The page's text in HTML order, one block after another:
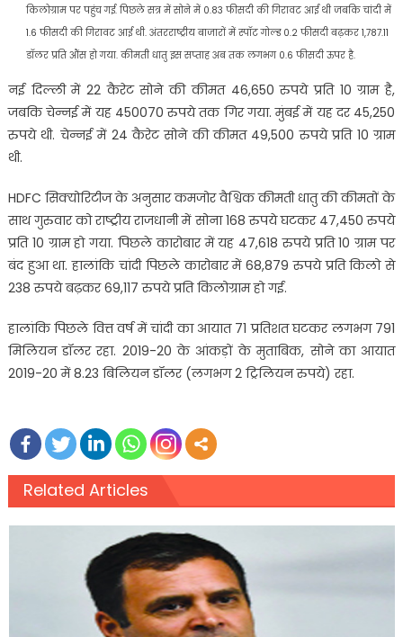
किलोग्राम पर पहुंच गई. पिछले सत्र में सोने में 0.83 फीसदी की गिरावट आई थी जबकि चांदी में
1.6 फीसदी की गिरावट आई थी. अंतरराष्ट्रीय बाजारों में स्पॉट गोल्ड 0.2 फीसदी बढ़कर 1,787.11
डॉलर प्रति औंस हो गया. कीमती धातु इस सप्ताह अब तक लगभग 0.6 फीसदी ऊपर है.
नई दिल्ली में 22 कैरेट सोने की कीमत 46,650 रुपये प्रति 10 ग्राम है,
जबकि चेन्नई में यह 450070 रुपये तक गिर गया. मुंबई में यह दर 45,250
रुपये थी. चेन्नई में 24 कैरेट सोने की कीमत 49,500 रुपये प्रति 10 ग्राम
थी.
HDFC सिक्योरिटीज के अनुसार कमजोर वैश्विक कीमती धातु की कीमतों के
साथ गुरुवार को राष्ट्रीय राजधानी में सोना 168 रुपये घटकर 47,450 रुपये
प्रति 10 ग्राम हो गया. पिछले कारोबार में यह 47,618 रुपये प्रति 10 ग्राम पर
बंद हुआ था. हालांकि चांदी पिछले कारोबार में 68,879 रुपये प्रति किलो से
238 रुपये बढ़कर 69,117 रुपये प्रति किलोग्राम हो गई.
हालांकि पिछले वित्त वर्ष में चांदी का आयात 71 प्रतिशत घटकर लगभग 791
मिलियन डॉलर रहा. 2019-20 के आंकड़ों के मुताबिक, सोने का आयात
2019-20 में 8.23 बिलियन डॉलर (लगभग 2 ट्रिलियन रुपये) रहा.
Related Articles